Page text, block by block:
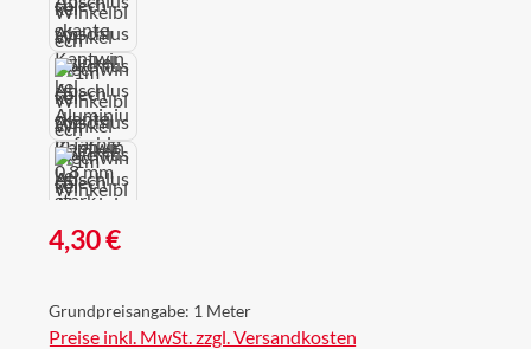
Regulärer Preis:
4,30 €
Grundpreisangabe: 1 Meter
Preise inkl. MwSt. zzgl. Versandkosten